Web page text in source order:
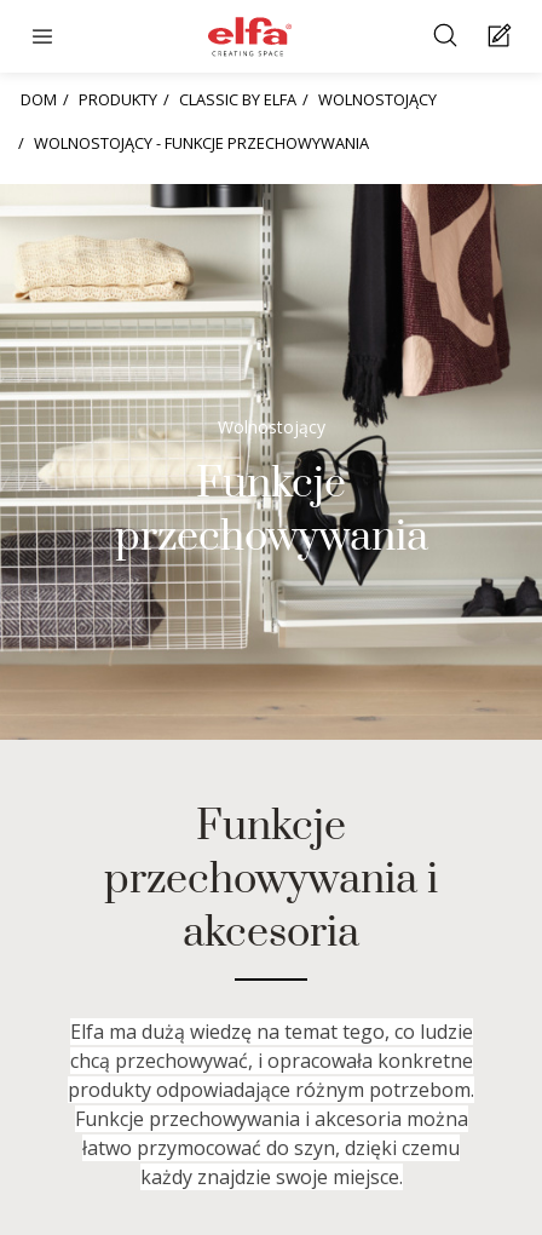
DOM PRODUKTY CLASSIC BY ELFA
WOLNOSTOJĄCY
WOLNOSTOJĄCY - FUNKCJE PRZECHOWYWANIA
Wolnostojący
Funkcje
przechowywania
Funkcje
przechowywania i
akcesoria
Elfa ma dużą wiedzę na temat tego, co ludzie
chcą przechowywać, i opracowała konkretne
produkty odpowiadające różnym potrzebom.
Funkcje przechowywania i akcesoria można
łatwo przymocować do szyn, dzięki czemu
każdy znajdzie swoje miejsce.